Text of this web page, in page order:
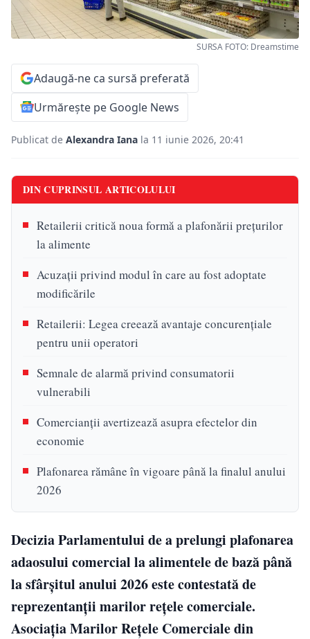
SURSA FOTO: Dreamstime
Adaugă-ne ca sursă preferată
Urmărește pe Google News
Publicat de Alexandra Iana la 11 iunie 2026, 20:41
DIN CUPRINSUL ARTICOLULUI
Retailerii critică noua formă a plafonării prețurilor
la alimente
Acuzații privind modul în care au fost adoptate
modificările
Retailerii: Legea creează avantaje concurențiale
pentru unii operatori
Semnale de alarmă privind consumatorii
vulnerabili
Comercianții avertizează asupra efectelor din
economie
Plafonarea rămâne în vigoare până la finalul anului
2026
Decizia Parlamentului de a prelungi plafonarea
adaosului comercial la alimentele de bază până
la sfârșitul anului 2026 este contestată de
reprezentanții marilor rețele comerciale.
Asociaţia Marilor Reţele Comerciale din